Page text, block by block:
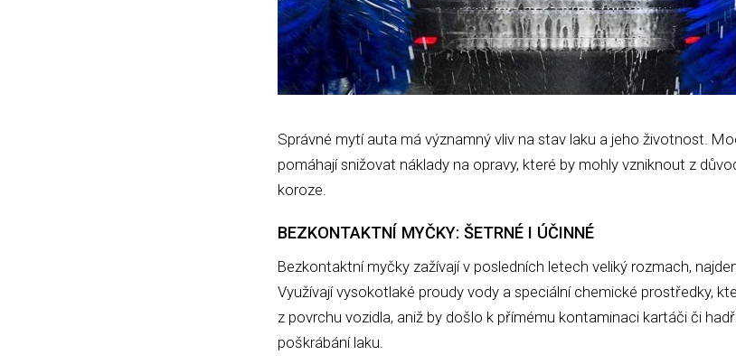
Správné mytí auta má významný vliv na stav laku a jeho životnost.
pomáhají snižovat náklady na opravy, které by mohly vzniknout z
koroze.
BEZKONTAKTNÍ MYČKY: ŠETRNÉ I ÚČINNÉ
Bezkontaktní myčky zažívají v posledních letech veliký rozmach,
Využívají vysokotlaké proudy vody a speciální chemické prostředky,
z povrchu vozidla, aniž by došlo k přímému kontaminaci kartáči či
poškrábání laku.